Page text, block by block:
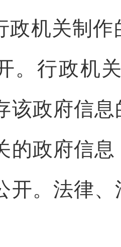
政机关制作
。行政机
该政府信
的政府信
开。法律